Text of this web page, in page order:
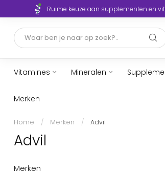
Ruime keuze aan supplementen en
Vitamines Mineralen
Merken
Home / Merken / Advil
Advil
Merken